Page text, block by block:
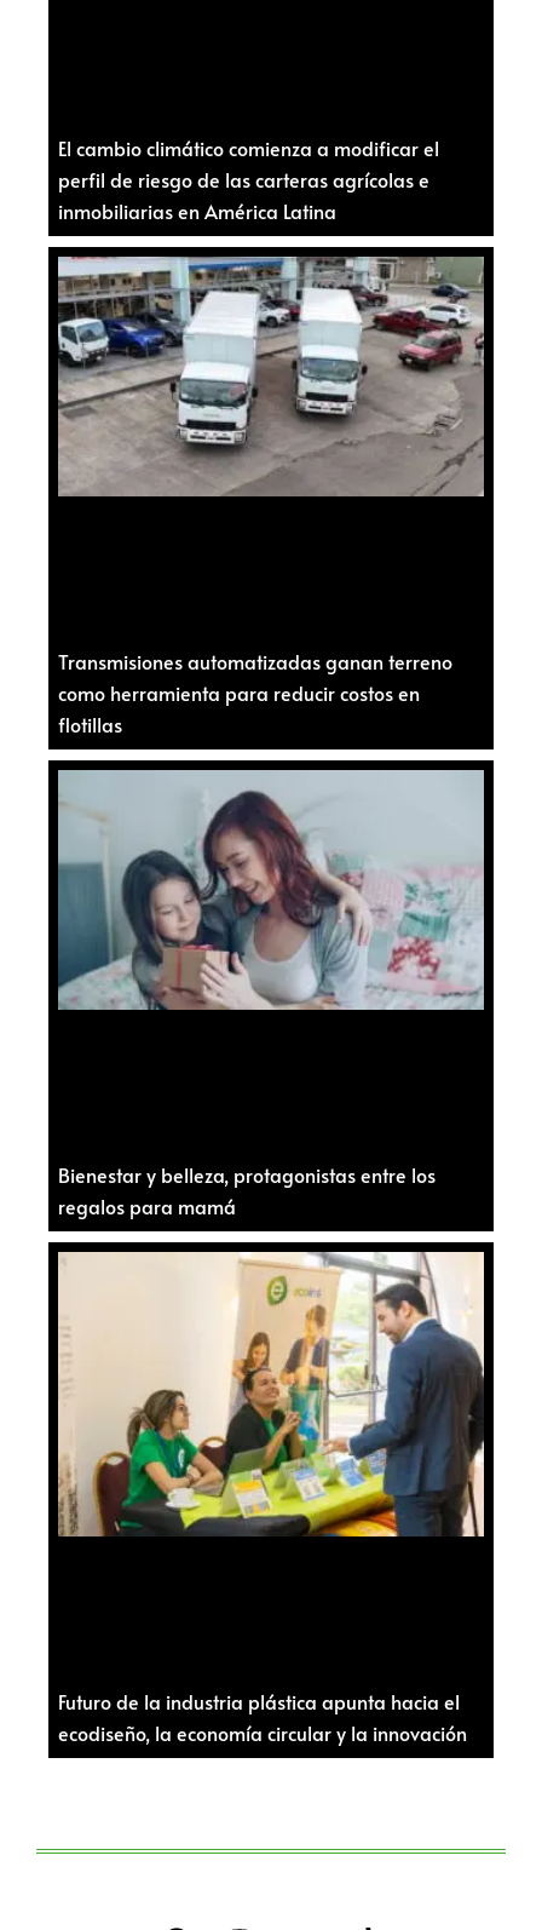
El cambio climático comienza a modificar el
perfil de riesgo de las carteras agrícolas e
inmobiliarias en América Latina
Transmisiones automatizadas ganan terreno
como herramienta para reducir costos en
flotillas
Bienestar y belleza, protagonistas entre los
regalos para mamá
Futuro de la industria plástica apunta hacia el
ecodiseño, la economía circular y la innovación